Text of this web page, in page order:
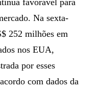
Na sexta-
252 milhões em
nos EUA,
por esses
com dados da